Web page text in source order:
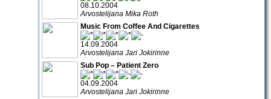
08.10.2004
Arvostelijana Mika Roth
Music From Coffee And Cigarettes
14.09.2004
Arvostelijana Jari Jokirinne
Sub Pop – Patient Zero
04.09.2004
Arvostelijana Jari Jokirinne